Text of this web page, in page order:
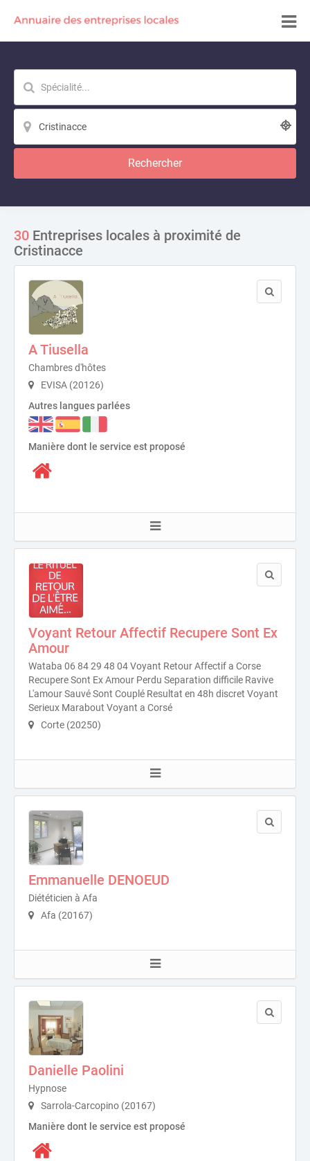
Rechercher
30 Entreprises locales à proximité de
Cristinacce
A Tiusella
Chambres d'hôtes
EVISA (20126)
Autres langues parlées
Manière dont le service est proposé
Voyant Retour Affectif Recupere Sont Ex
Amour
Wataba 06 84 29 48 04 Voyant Retour Affectif a Corse
Recupere Sont Ex Amour Perdu Separation difficile Ravive
L'amour Sauvé Sont Couplé Resultat en 48h discret Voyant
Serieux Marabout Voyant a Corsé
Corte (20250)
Emmanuelle DENOEUD
Diététicien à Afa
Afa (20167)
Danielle Paolini
Hypnose
Sarrola-Carcopino (20167)
Manière dont le service est proposé